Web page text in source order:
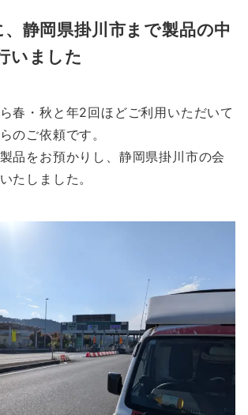
静岡県掛川市まで製品の中
いました
春・秋と年2回ほどご利用いただいて
のご依頼です。
品をお預かりし、静岡県掛川市の会
たしました。